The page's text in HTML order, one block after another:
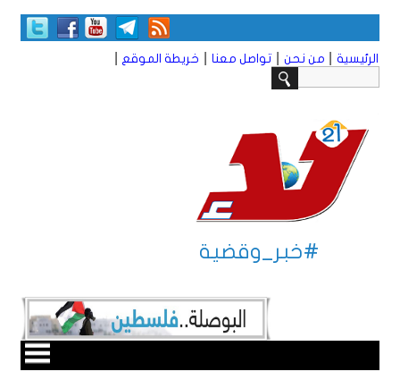
الرئيسية من نحن تواصل معنا خريطة الموقع
#خبر_وقضية